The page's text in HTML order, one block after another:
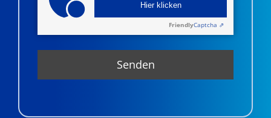
Hier klicken
FriendlyCaptcha ⇗